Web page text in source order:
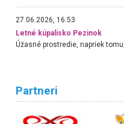
27.06.2026, 16:53
Letné kúpalisko Pezinok
Partneri